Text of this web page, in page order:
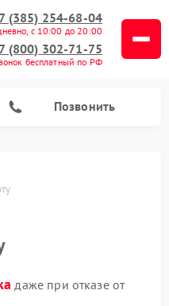
(385) 254-68-04
с 10:00 до 20:00
(800) 302-71-75
бесплатный по РФ
Позвонить
даже при отказе от